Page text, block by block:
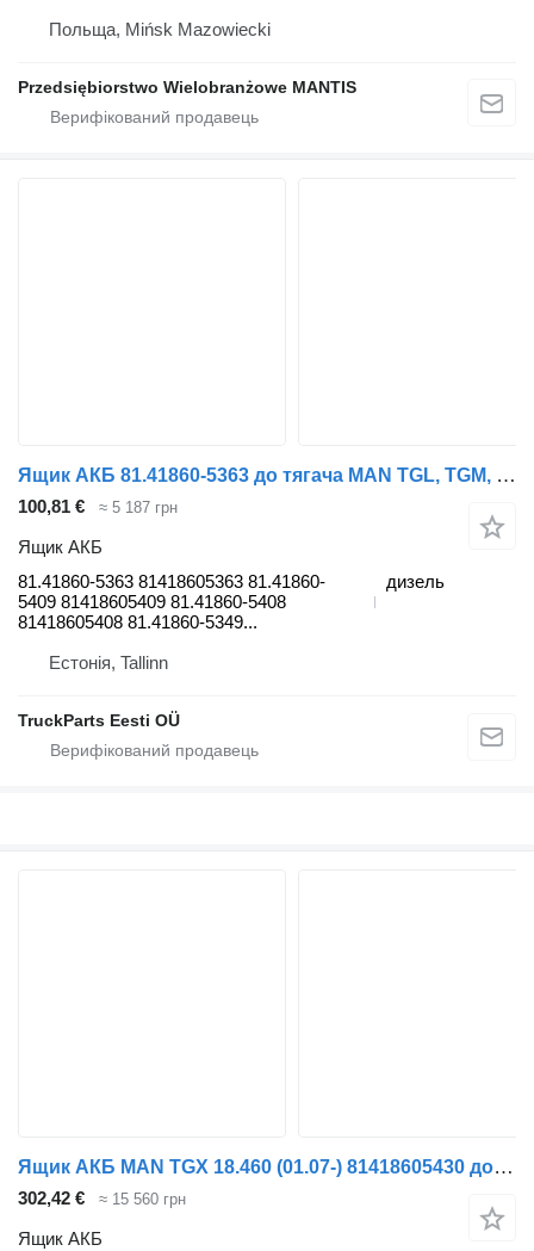
Польща, Mińsk Mazowiecki
Przedsiębiorstwo Wielobranżowe MANTIS
Ящик АКБ 81.41860-5363 до тягача MAN TGL, TGM, TGS, TGX 26.440
100,81 € ≈ 5 187 грн
Ящик АКБ
81.41860-5363 81418605363 81.41860-
5409 81418605409 81.41860-5408
81418605408 81.41860-5349...
дизель
Естонія, Tallinn
TruckParts Eesti OÜ
Ящик АКБ MAN TGX 18.460 (01.07-) 81418605430 до тягача MAN TGL, TGM, TGS, TGX (2005-2021)
302,42 € ≈ 15 560 грн
Ящик АКБ